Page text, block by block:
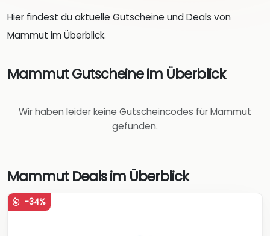
Hier findest du aktuelle Gutscheine und Deals von
Mammut im Überblick.
Mammut Gutscheine im Überblick
Wir haben leider keine Gutscheincodes für Mammut
gefunden.
Mammut Deals im Überblick
-34%